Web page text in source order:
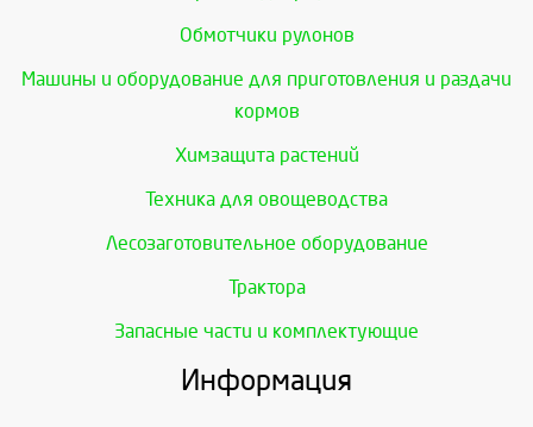
Обмотчики рулонов
Машины и оборудование для приготовления и раздачи
кормов
Химзащита растений
Техника для овощеводства
Лесозаготовительное оборудование
Трактора
Запасные части и комплектующие
Информация